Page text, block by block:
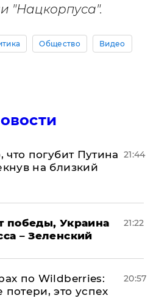
"Нацкорпуса".
Общество Видео
что погубит Путина
на близкий
21:44
победы, Украина
– Зеленский
21:22
по Wildberries:
это успех
20:57